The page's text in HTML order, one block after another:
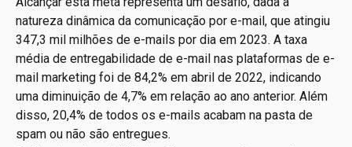
natureza dinâmica da comunicação por e-mail, que atingiu
347,3 mil milhões de e-mails por dia em 2023. A taxa
média de entregabilidade de e-mail nas plataformas de e-
mail marketing foi de 84,2% em abril de 2022, indicando
uma diminuição de 4,7% em relação ao ano anterior. Além
disso, 20,4% de todos os e-mails acabam na pasta de
spam ou não são entregues.